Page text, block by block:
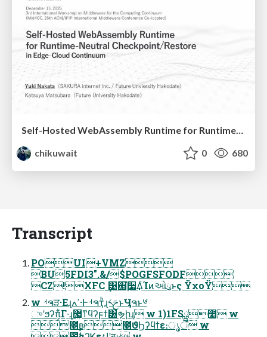
chikuwait
0 680
Transcript
POUI+VMZ
BU5FDI3".&/$POGFSFODF
CZ!XFC ͢͹΍࣮͘૷͢ΔͨΊͷઓུͱς ΫχοΫ
w ࡳຈੜ·Εɻߴߍ·Ͱࡳຈҭͪɻ༨ࢢͱӋຈͱ༦
ுʹϧʔπ͕͋Γ·͢ɻ޷͖ͳϥʔϝϯ͸ຯḩɻ w 1)1FSྺ೥ w
೥ʙ೥ϑϦʔϥϯε։ൃऀ w